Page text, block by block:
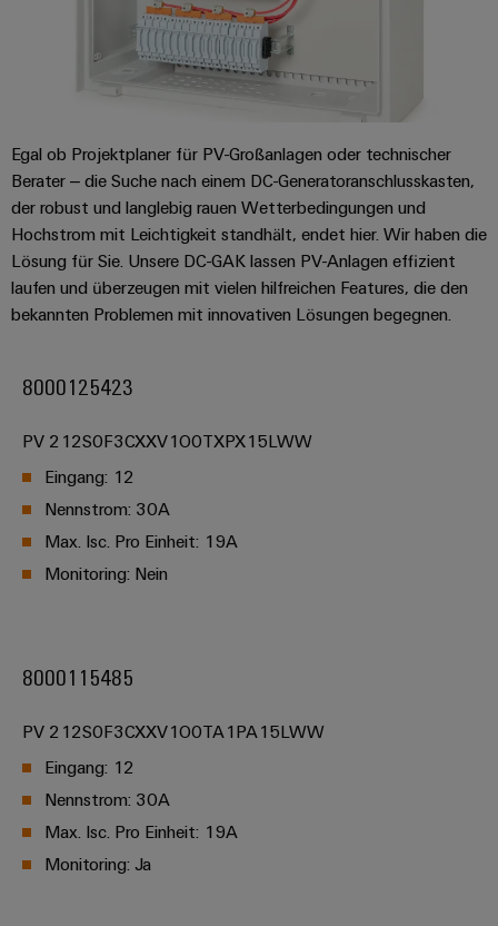
Egal ob Projektplaner für PV-Großanlagen oder technischer
Berater – die Suche nach einem DC-Generatoranschlusskasten,
der robust und langlebig rauen Wetterbedingungen und
Hochstrom mit Leichtigkeit standhält, endet hier. Wir haben die
Lösung für Sie. Unsere DC-GAK lassen PV-Anlagen effizient
laufen und überzeugen mit vielen hilfreichen Features, die den
bekannten Problemen mit innovativen Lösungen begegnen.
8000125423
PV 212S0F3CXXV1O0TXPX15LWW
Eingang: 12
Nennstrom: 30A
Max. Isc. Pro Einheit: 19A
Monitoring: Nein
8000115485
PV 212S0F3CXXV1O0TA1PA15LWW
Eingang: 12
Nennstrom: 30A
Max. Isc. Pro Einheit: 19A
Monitoring: Ja